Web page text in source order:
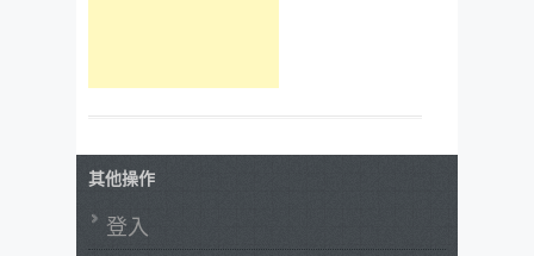
其他操作
登入